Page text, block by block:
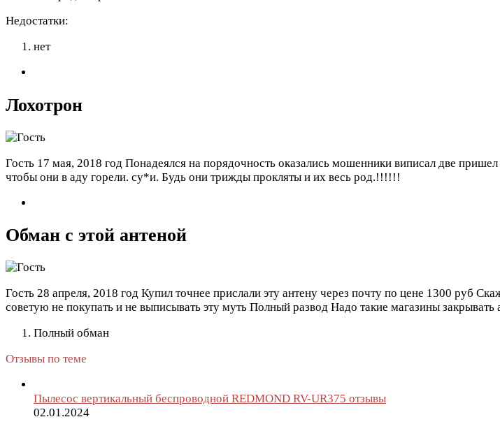
Недостатки:
нет
Лохотрон
Гость 17 мая, 2018 год Понадеялся на порядочность оказались мошенники виписал две
чтобы они в аду горели. су*и. Будь они трижды прокляты и их весь род.!!!!!!
Обман с этой антеной
Гость 28 апреля, 2018 год Купил точнее прислали эту антену через почту по цене 1300 руб
советую не покупать и не выписывать эту муть Полный развод Надо такие магазины закрывать
Полный обман
Отзывы по теме
Пылесос вертикальный беспроводной REDMOND RV-UR375 отзывы
02.01.2024